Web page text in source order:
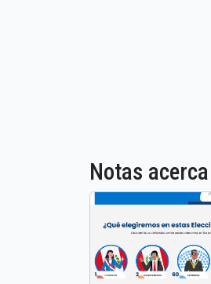
Notas